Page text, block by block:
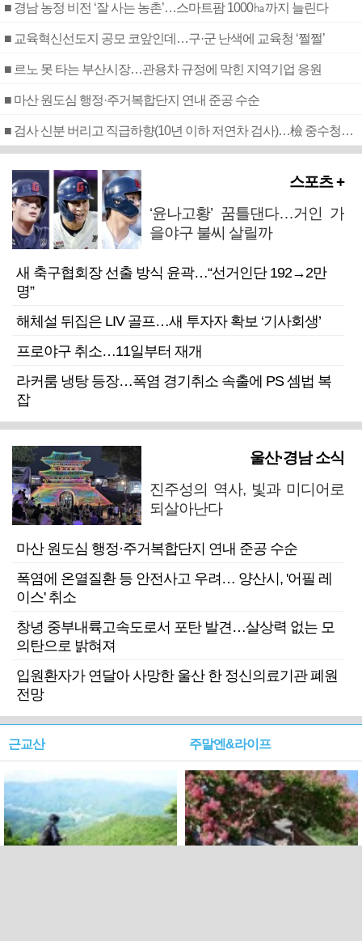
■ 경남 농정 비전 ‘잘 사는 농촌’…스마트팜 1000㏊까지 늘린다
■ 교육혁신선도지 공모 코앞인데…구·군 난색에 교육청 ‘쩔쩔’
■ 르노 못 타는 부산시장…관용차 규정에 막힌 지역기업 응원
■ 마산 원도심 행정·주거복합단지 연내 준공 수순
■ 검사 신분 버리고 직급하향(10년 이하 저연차 검사)…檢 중수청행 기피
스포츠 +
‘윤나고황’ 꿈틀댄다…거인 가
을야구 불씨 살릴까
새 축구협회장 선출 방식 윤곽…“선거인단 192→2만
명”
해체설 뒤집은 LIV 골프…새 투자자 확보 ‘기사회생’
프로야구 취소…11일부터 재개
라커룸 냉탕 등장…폭염 경기취소 속출에 PS 셈법 복
잡
울산·경남 소식
진주성의 역사, 빛과 미디어로
되살아난다
마산 원도심 행정·주거복합단지 연내 준공 수순
폭염에 온열질환 등 안전사고 우려… 양산시, '어필 레
이스' 취소
창녕 중부내륙고속도로서 포탄 발견…살상력 없는 모
의탄으로 밝혀져
입원환자가 연달아 사망한 울산 한 정신의료기관 폐원
전망
근교산 주말엔&라이프